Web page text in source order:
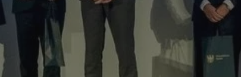
Niesklasyfikowane
takich jak logowanie użytkownika i
ze strony internetowej.